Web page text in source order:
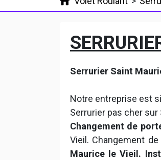
Serrurier Saint
Notre entreprise est
Serrurier pas cher sur
Changement de
Vieil. Changement
Maurice le Vieil.